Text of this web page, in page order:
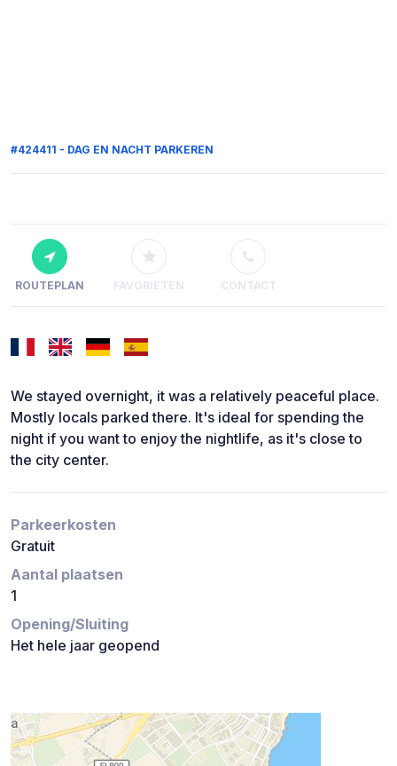
#424411 - DAG EN NACHT PARKEREN
ROUTEPLAN FAVORIETEN CONTACT
We stayed overnight, it was a relatively peaceful place.
Mostly locals parked there. It's ideal for spending the
night if you want to enjoy the nightlife, as it's close to
the city center.
Parkeerkosten
Gratuit
Aantal plaatsen
1
Opening/Sluiting
Het hele jaar geopend